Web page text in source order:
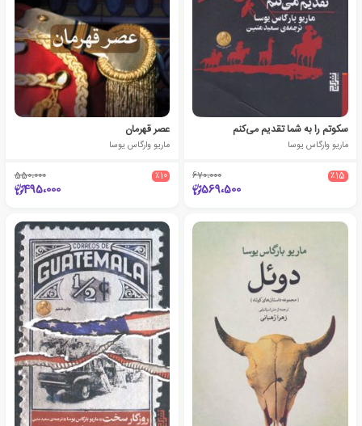
سکوتم را به شما تقدیم می‌کنم
ماریو وارگاس یوسا
٪15 670،000
569،500
عصر قهرمان
ماریو وارگاس یوسا
٪10 550،000
495،000